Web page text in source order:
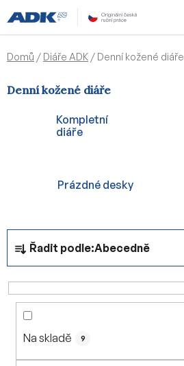
na
obsah
Domů / Diáře ADK / Denní kožené diáře
Denní kožené diáře
Kompletní
diáře
Prázdné desky
Ř
z
e
n
Řadit podle:Abecedně
Na skladě 9